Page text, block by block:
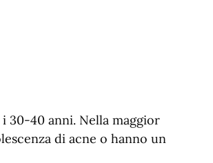
30-40 anni. Nella maggior
di acne o hanno un